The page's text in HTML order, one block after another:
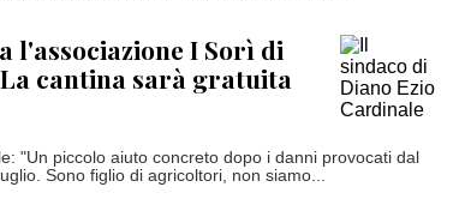
l'associazione I Sorì di
cantina sarà gratuita
"Un piccolo aiuto concreto dopo i danni provocati dal
Sono figlio di agricoltori, non siamo...